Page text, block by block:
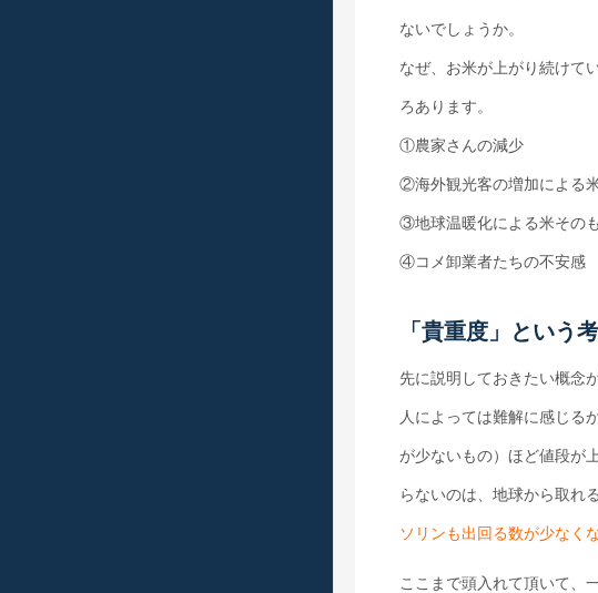
ないでしょうか。
なぜ、お米が上がり続けて
ろあります。
①農家さんの減少
②海外観光客の増加による
③地球温暖化による米その
④コメ卸業者たちの不安感
「貴重度」という
先に説明しておきたい概念
人によっては難解に感じる
が少ないもの）ほど値段が
らないのは、地球から取れ
ソリンも出回る数が少なく
ここまで頭入れて頂いて